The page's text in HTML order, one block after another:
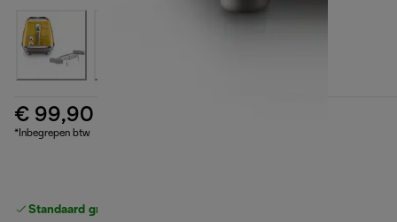
€ 99,90
*Inbegrepen btw
Standaard gratis verzending